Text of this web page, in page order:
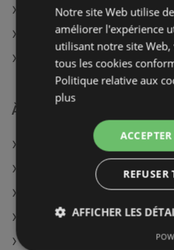
E.Leclerc à Angoulême
E.Leclerc à Tarbes
E.Leclerc à Aix-en-
À découvrir aussi
Offres de E.Leclerc
Offres de Vival
Offres de Maison Thiriet
Catalogues disponible de
Catalogues disponible de
Notre site Web utilise
améliorer l'expérience
utilisant notre site Web,
tous les cookies
Politique relative aux
plus
REFUSER
AFFICHER LES